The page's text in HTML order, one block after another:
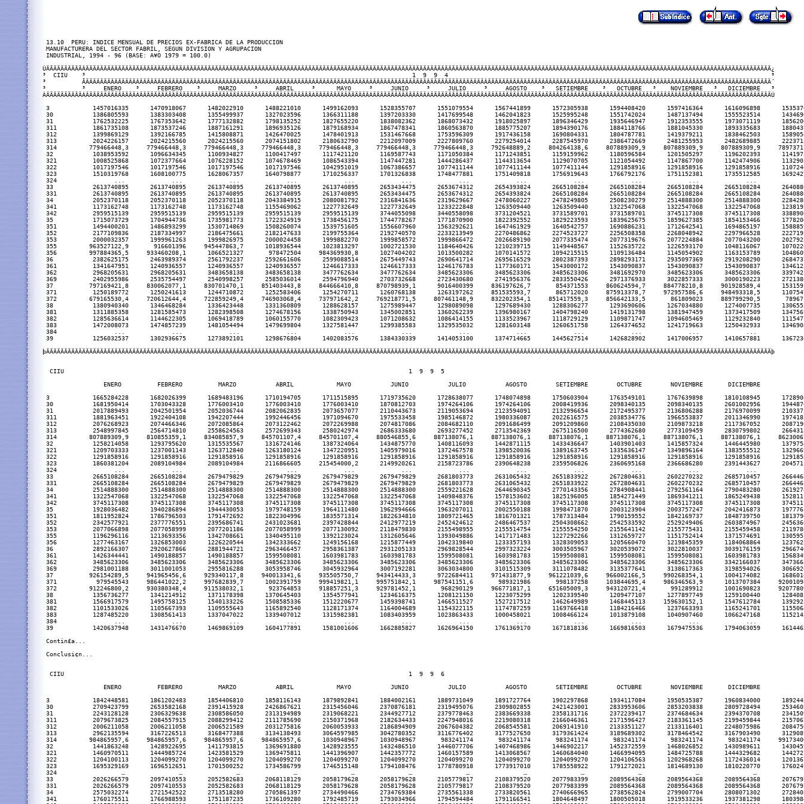
13.10  PERU: INDICE MENSUAL DE PRECIOS EX-FABRICA DE LA PRODUCCION
 MANUFACTURERA DEL SECTOR FABRIL, SEGUN DIVISION Y AGRUPACION
 INDUSTRIAL, 1994 - 96 (BASE: A¥O 1979 = 100.0)
 
ÚÄÄÄÄÄÄÄÄÄÄÂÄÄÄÄÄÄÄÄÄÄÄÄÄÄÄÄÄÄÄÄÄÄÄÄÄÄÄÄÄÄÄÄÄÄÄÄÄÄÄÄÄÄÄÄÄÄÄÄÄÄÄÄÄÄÄÄÄÄÄÄÄÄÄÄÄÄÄÄÄÄÄÄÄÄÄÄÄÄÄÄÄÄÄÄÄÄÄÄÄÄÄÄÄÄÄÄÄÄÄÄÄÄÄÄÄÄÄÄÄÄÄÄÄÄÄÄÄÄÄÄÄÄÄÄÄÄÄÄÄÄÄÄÄÄÄÄÄÄÄÄÄÄÄÄÄÄÄÄÄÄÄÄÄÄÄÄÄÄÄÄÄÄÄÄÄÄÄÄÄÄÄÄÄÄÄÄÄÄÄÄÄÄÄÄÄÄÄÄÄÄÄ¿
³  CIIU    ³                                                                                           1  9  9  4                                                                                          ³
³          ÃÄÄÄÄÄÄÄÄÄÄÄÄÄÄÂÄÄÄÄÄÄÄÄÄÄÄÄÄÄÄÄÂÄÄÄÄÄÄÄÄÄÄÄÄÄÄÄÂÄÄÄÄÄÄÄÄÄÄÄÄÄÄÄÂÄÄÄÄÄÄÄÄÄÄÄÄÄÄÄÂÄÄÄÄÄÄÄÄÄÄÄÄÄÄÄÂÄÄÄÄÄÄÄÄÄÄÄÄÄÄÄÂÄÄÄÄÄÄÄÄÄÄÄÄÄÄÄÂÄÄÄÄÄÄÄÄÄÄÄÄÄÄÄÄÂÄÄÄÄÄÄÄÄÄÄÄÄÄÂÄÄÄÄÄÄÄÄÄÄÄÄÄÄÄÄÂÄÄÄÄÄÄÄÄÄÄÄÄÄÄÄ´ 
³          ³     ENERO    ³     FEBRERO    ³     MARZO     ³     ABRIL     ³      MAYO     ³     JUNIO     ³     JULIO     ³     AGOSTO    ³   SETIEMBRE    ³   OCTUBRE   ³    NOVIEMBRE   ³   DICIEMBRE   ³
ÀÄÄÄÄÄÄÄÄÄÄÁÄÄÄÄÄÄÄÄÄÄÄÄÄÄÁÄÄÄÄÄÄÄÄÄÄÄÄÄÄÄÄÁÄÄÄÄÄÄÄÄÄÄÄÄÄÄÄÁÄÄÄÄÄÄÄÄÄÄÄÄÄÄÄÁÄÄÄÄÄÄÄÄÄÄÄÄÄÄÄÁÄÄÄÄÄÄÄÄÄÄÄÄÄÄÄÁÄÄÄÄÄÄÄÄÄÄÄÄÄÄÄÁÄÄÄÄÄÄÄÄÄÄÄÄÄÄÄÁÄÄÄÄÄÄÄÄÄÄÄÄÄÄÄÄÁÄÄÄÄÄÄÄÄÄÄÄÄÄÁÄÄÄÄÄÄÄÄÄÄÄÄÄÄÄÄÁÄÄÄÄÄÄÄÄÄÄÄÄÄÄÄÙ          
                                                                                                                                                                                                           
 3            1457016335      1470918067      1482022910      1488221010      1499162093      1528355707      1551079554      1567441899      1572305938      1594408420      1597416364      1616096898      1535370433
 30           1386805593      1383303408      1355499937      1327023596      1366311188      1397203330      1417699548      1462041823      1525995248      1551742024      1487137494      1555523514      1434690559
 31           1762532225      1767353642      1777132882      1798135252      1827655220      1838082362      1868073432      1918025897      1896346429      1935646947      1912353555      1973071119      1856200747
 311          1861735108      1873537246      1887161291      1896935126      1879168934      1867478341      1860563870      1885775207      1894390176      1884118766      1881045330      1893335683      1880437090
 312          1399869129      1392166785      1415808871      1426470025      1478401913      1531467668      1753596309      1917436158      1690804331      1804787781      1419379211      1838462503      1589054224
 313          2024226157      2024215560      2024215560      2074151802      2180632790      2212097009      2227809760      2279254014      2287545970      2386472669      2481255953      2482689885      2223713927
 314         779466448,3     779466448,3     779466448,3     779466448,3     779466448,3     779466448,3     779466448,3     792648889,2     804264138,6     807889309,9     807889309,9     807889309,9     789737174,6
 32           1038953592      1096634345      1100934827      1100417497      1117421120      1169587743      1171050384      1171243851      1159159962      1180596584      1201505297      1196202393      1141975633
 321          1008525868      1072377664      1076228152      1074678469      1086543394      1147447281      1444286437      1144313654      1129070705      1121054492      1147867700      1142474906      1132905727
 322          1017197546      1017197546      1017197546      1017197546      1042951019      1067386657      1077411144      1077411144      1077411144      1291858916      1291858916      1291858916      1107244837
 323          1510319768      1608100775      1628067357      1640798877      1710256337      1701326838      1748477881      1751409818      1756919643      1766792176      1751152381      1735512585      1692427870
 324                ...             ...             ...             ...             ...             ...             ...             ...             ...             ...             ...             ...                0
 33           2613740895      2613740895      2613740895      2613740895      2613740895      2653434475      2653674312      2654393824      2665108284      2665108284      2665108284      2665108284      2640886685
 331          2613740895      2613740895      2613740895      2613740895      2613740895      2653434475      2653674312      2654393824      2665108284      2665108284      2665108284      2665108284      2640886685
 34           2052370118      2052370118      2052370118      2043384915      2080081792      2316841636      2319629667      2478060227      2478249805      2508230279      2514888300      2514888300      2284280440
 341          1173162748      1173162748      1173162748      1155469062      1227732649      1227732649      1233222848      1263509440      1263509440      1322547068      1322547068      1322547068      1238192128
 342          2959515139      2959515139      2959515139      2959515139      2959515139      3744055098      3440558098      3731204521      3731589701      3731589701      3745117308      3745117308      3388900619
 35           1715073729      1704944736      1735981773      1722324919      1738456175      1744778267      1771870900      1822392552      1829223593      1839625675      1859627385      1854153466      1778204431
 351          1494400201      1486893299      1530714869      1508260074      1539751605      1556607960      1563292621      1647461929      1640542757      1690886231      1712642541      1694865197      1588859940
 352          2177109836      2187334997      2186475661      2182147633      2199755364      2192740570      2233213949      2270486862      2274523727      2256508358      2268048942      2297966528      2227192702
 353          2000032357      1999961263      1999826975      2000024458      1999882270      1999858572      1999866472      2026689190      2077335474      2077319676      2077224884      2077043200      2027922066
 355         963527122,9       916601396     945447863,7      1018936544      1023813297      1002721530      1184640426      1210239715      1149448567      1152635722      1226593170      1048116067      1070226785
 356         997884365,5     933460208,1      1066521327       978472504     984369930,8      1027404202      1013500282      1070141572      1094215515      1109136484      1145054902      1163153789      1048609590
 36           2382625175      2463989374      2561792237      2592661606      2599088514      2675449743      2690641714      2695616529      2802387393      2898293171      2935097369      2919208290      2684737593
 361          1341647951      1240936557      1240936557      1240936557      1246617333      1246617333      1246176783      1177360171      1543000172      1543090837      1543090837      1543090837      1346125161
 362          2968205631      2968205631      3483658138      3483658138      3477762634      3477762634      3485623306      3485623306      3485623306      3481692970      3485623306      3485623306      3397421859
 369          2402955986      2535754497      2540998257      2585036014      2594796940      2703732668      2723430680      2741956376      2833550426      2971376933      3022857333      3000190223      2721386361
 37          797169421,8     830062077,1     830701470,1     851403443,8     844666410,8     870798939,1      9016400399     836197626,7       854371553     860624594,7     884778210,8     901928589,4      1531591895
 371          1250189772      1250241613      1244710872      1252583406      1254270711      1260768138      1263197262     851535593,7       865712020     875913378,7     972957586,6     948493318,5      1107547806
 372         679165530,4     720612644,4     722859249,4     746903068,4     737971642,2     769218771,5     807461148,9     832202354,1     851417559,3     856642133,5       861809023     889799290,5       789671868
 38           1380940340      1346468284      1336423448      1331360809      1288628157      1275989447      1298089098      1297689430      1288306277      1293690606      1267034880      1274007735      1306552376
 381          1311885358      1281585473      1282398508      1274678156      1338750943      1345002851      1360262239      1396980167      1404798240      1419131798      1381947459      1373417509      1347569892
 382          1285636614      1144622305      1069418789      1060155770      1082309423      1071208632      1086414155      1133523967      1118729129      1109871747      1094605469      1129232840      1115477403
 383          1472008073      1474857239      1481054494      1479699804      1327581447      1299385583      1329535032      1281603148      1260651758      1264374652      1241719663      1250432933      1346908652
 384                ...             ...             ...             ...             ...             ...             ...             ...             ...             ...             ...             ...                0
 39           1256032537      1302936675      1273892101      1298676804      1402083576      1384330339      1414053100      1374714665      1445627514      1426828902      1417006957      1410657881      1367236754
                                                                                                                                                                                                           
þÄÄÄÄÄÄÄÄÄÄÄÄÄÄÄÄÄÄÄÄÄÄÄÄÄÄÄÄÄÄÄÄÄÄÄÄÄÄÄÄÄÄÄÄÄÄÄÄÄÄÄÄÄÄÄÄÄÄÄÄÄÄÄÄÄÄÄÄÄÄÄÄÄÄÄÄÄÄÄÄÄÄÄÄÄÄÄÄÄÄÄÄÄÄÄÄÄÄÄÄÄÄÄÄÄÄÄÄÄÄÄÄÄÄÄÄÄÄÄÄÄÄÄÄÄÄÄÄÄÄÄÄÄÄÄÄÄÄÄÄÄÄÄÄÄÄÄÄÄÄÄÄÄÄÄÄÄÄÄÄÄÄÄÄÄÄÄÄÄÄÄÄÄÄÄÄÄÄÄÄÄÄÄÄÄÄÄÄÄÄÄÄÄÄÄÄÄÄÄÄÄÄþ